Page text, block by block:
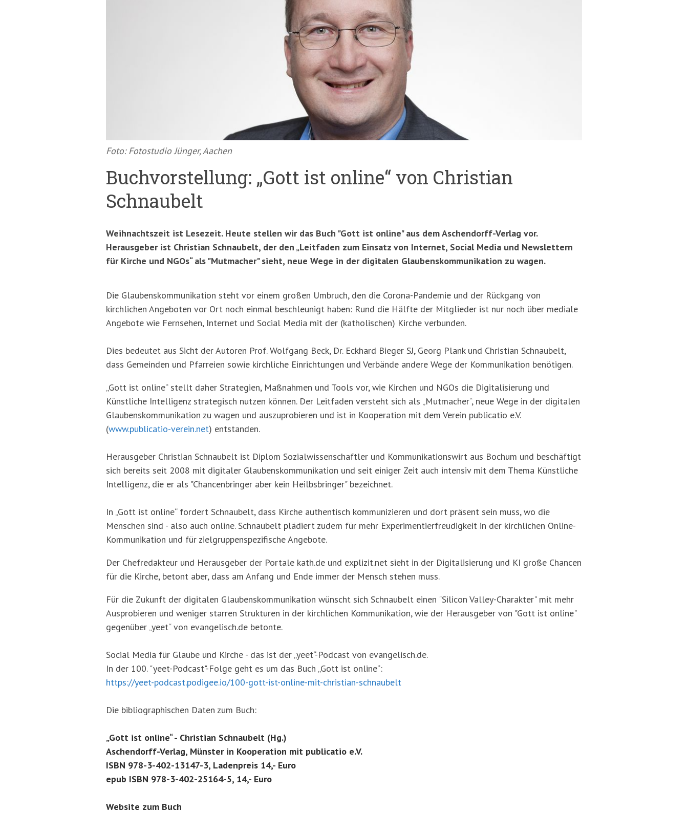
Foto: Fotostudio Jünger, Aachen
Buchvorstellung: „Gott ist online“ von Christian
Schnaubelt
Weihnachtszeit ist Lesezeit. Heute stellen wir das Buch "Gott ist online" aus dem Aschendorff-Verlag vor.
Herausgeber ist Christian Schnaubelt, der den „Leitfaden zum Einsatz von Internet, Social Media und Newslettern
für Kirche und NGOs“ als "Mutmacher" sieht, neue Wege in der digitalen Glaubenskommunikation zu wagen.
Die Glaubenskommunikation steht vor einem großen Umbruch, den die Corona-Pandemie und der Rückgang von
kirchlichen Angeboten vor Ort noch einmal beschleunigt haben: Rund die Hälfte der Mitglieder ist nur noch über mediale
Angebote wie Fernsehen, Internet und Social Media mit der (katholischen) Kirche verbunden.
Dies bedeutet aus Sicht der Autoren Prof. Wolfgang Beck, Dr. Eckhard Bieger SJ, Georg Plank und Christian Schnaubelt,
dass Gemeinden und Pfarreien sowie kirchliche Einrichtungen und Verbände andere Wege der Kommunikation benötigen.
„Gott ist online“ stellt daher Strategien, Maßnahmen und Tools vor, wie Kirchen und NGOs die Digitalisierung und
Künstliche Intelligenz strategisch nutzen können. Der Leitfaden versteht sich als „Mutmacher“, neue Wege in der digitalen
Glaubenskommunikation zu wagen und auszuprobieren und ist in Kooperation mit dem Verein publicatio e.V.
(www.publicatio-verein.net) entstanden.
Herausgeber Christian Schnaubelt ist Diplom Sozialwissenschaftler und Kommunikationswirt aus Bochum und beschäftigt
sich bereits seit 2008 mit digitaler Glaubenskommunikation und seit einiger Zeit auch intensiv mit dem Thema Künstliche
Intelligenz, die er als "Chancenbringer aber kein Heilbsbringer" bezeichnet.
In „Gott ist online“ fordert Schnaubelt, dass Kirche authentisch kommunizieren und dort präsent sein muss, wo die
Menschen sind - also auch online. Schnaubelt plädiert zudem für mehr Experimentierfreudigkeit in der kirchlichen Online-
Kommunikation und für zielgruppenspezifische Angebote.
Der Chefredakteur und Herausgeber der Portale kath.de und explizit.net sieht in der Digitalisierung und KI große Chancen
für die Kirche, betont aber, dass am Anfang und Ende immer der Mensch stehen muss.
Für die Zukunft der digitalen Glaubenskommunikation wünscht sich Schnaubelt einen "Silicon Valley-Charakter" mit mehr
Ausprobieren und weniger starren Strukturen in der kirchlichen Kommunikation, wie der Herausgeber von "Gott ist online"
gegenüber „yeet“ von evangelisch.de betonte.
Social Media für Glaube und Kirche - das ist der „yeet“-Podcast von evangelisch.de.
In der 100. "yeet-Podcast"-Folge geht es um das Buch „Gott ist online“:
https://yeet-podcast.podigee.io/100-gott-ist-online-mit-christian-schnaubelt
Die bibliographischen Daten zum Buch:
„Gott ist online“ - Christian Schnaubelt (Hg.)
Aschendorff-Verlag, Münster in Kooperation mit publicatio e.V.
ISBN 978-3-402-13147-3, Ladenpreis 14,- Euro
epub ISBN 978-3-402-25164-5, 14,- Euro
Website zum Buch